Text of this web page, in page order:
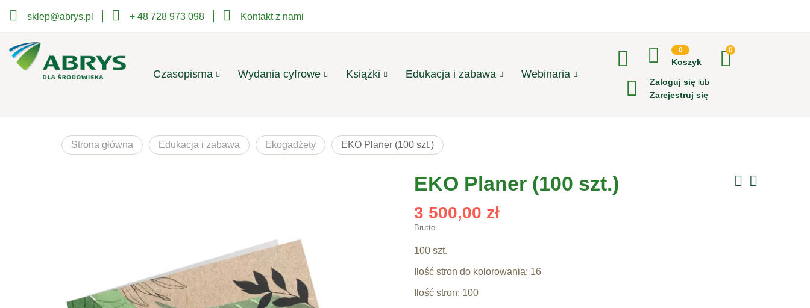
sklep@abrys.pl + 48 728 973 098 Kontakt z nami
0
Koszyk
0
Zaloguj się lub
Zarejestruj się
Czasopisma Wydania cyfrowe Książki Edukacja i zabawa Webinaria
Strona główna Edukacja i zabawa Ekogadżety EKO Planer (100 szt.)
EKO Planer (100 szt.)
3 500,00 zł
Brutto
100 szt.
Ilość stron do kolorowania: 16
Ilość stron: 100